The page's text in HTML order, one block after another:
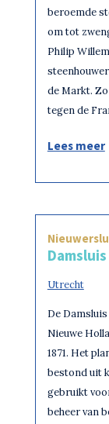
beroemde
om tot
Philip
de Markt.
tegen de
Lees meer
Damsluis
Utrecht
De
Nieuwe
1871. Het
bestond uit
gebruikt
beheer van